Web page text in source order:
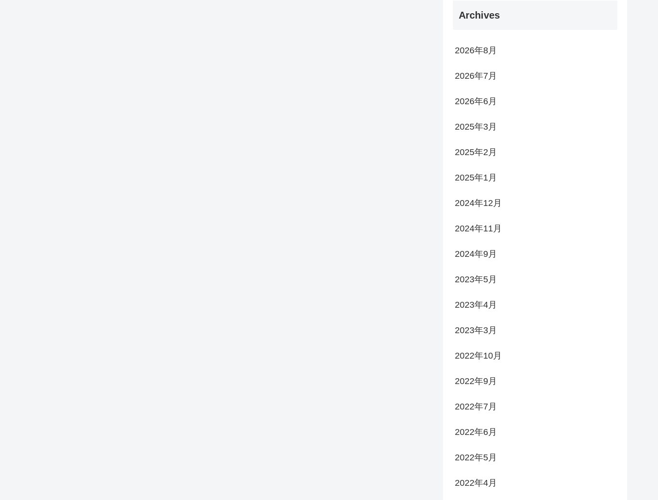
Archives
2026年8月
2026年7月
2026年6月
2025年3月
2025年2月
2025年1月
2024年12月
2024年11月
2024年9月
2023年5月
2023年4月
2023年3月
2022年10月
2022年9月
2022年7月
2022年6月
2022年5月
2022年4月